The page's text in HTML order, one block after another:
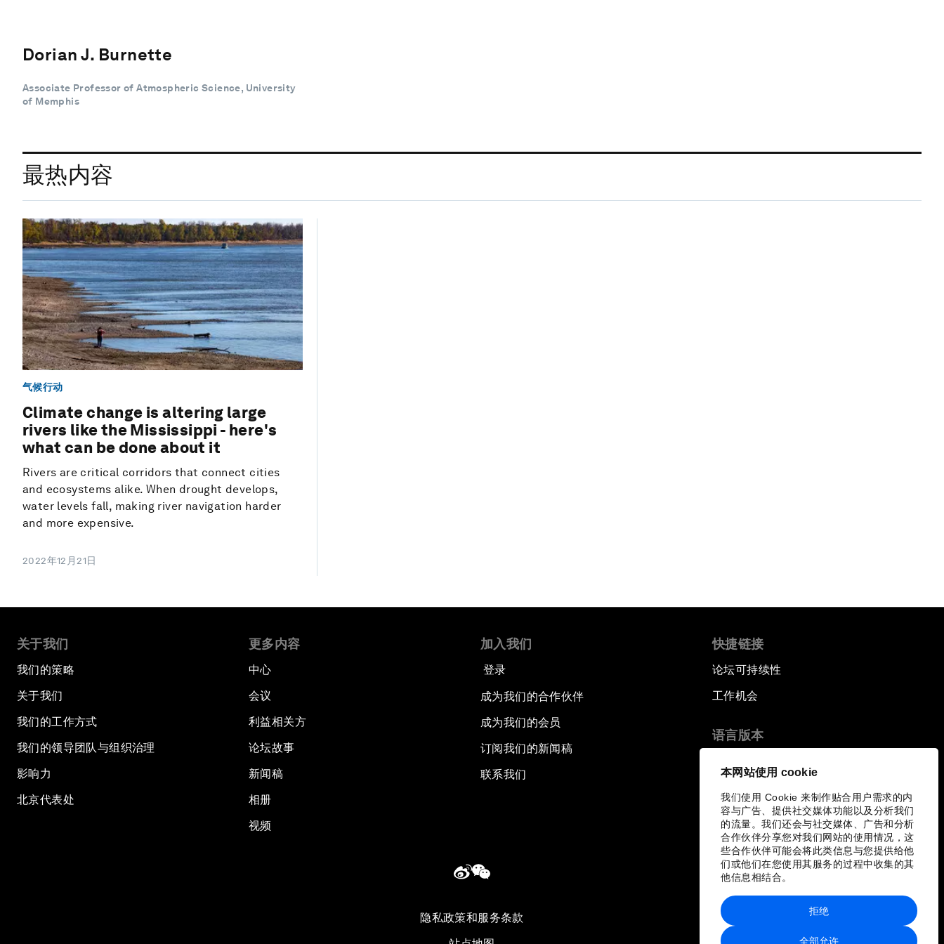
本网站使用 cookie
我们使用 Cookie 来制作贴合用户需求的内
容与广告、提供社交媒体功能以及分析我们
的流量。我们还会与社交媒体、广告和分析
合作伙伴分享您对我们网站的使用情况，这
些合作伙伴可能会将此类信息与您提供给他
们或他们在您使用其服务的过程中收集的其
他信息相结合。
全部允许
拒绝
Dorian J. Burnette
Associate Professor of Atmospheric Science, University
of Memphis
最热内容
气候行动
Climate change is altering large
rivers like the Mississippi - here's
what can be done about it
Rivers are critical corridors that connect cities
and ecosystems alike. When drought develops,
water levels fall, making river navigation harder
and more expensive.
2022年12月21日
关于我们
我们的策略
关于我们
我们的工作方式
我们的领导团队与组织治理
影响力
北京代表处
更多内容
中心
会议
利益相关方
论坛故事
新闻稿
相册
视频
加入我们
登录
成为我们的合作伙伴
成为我们的会员
订阅我们的新闻稿
联系我们
快捷链接
论坛可持续性
工作机会
语言版本
隐私政策和服务条款